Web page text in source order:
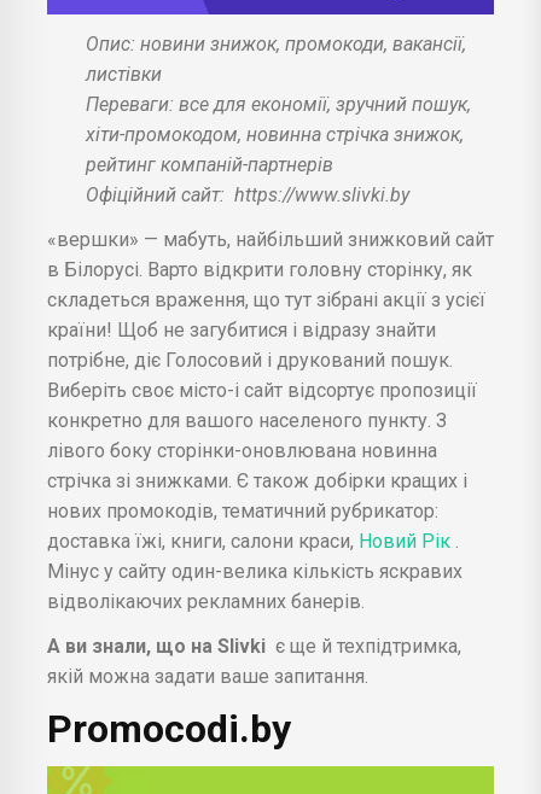
Опис: новини знижок, промокоди, вакансії,
листівки
Переваги: все для економії, зручний пошук,
хіти-промокодом, новинна стрічка знижок,
рейтинг компаній-партнерів
Офіційний сайт: https://www.slivki.by
«вершки» — мабуть, найбільший знижковий сайт
в Білорусі. Варто відкрити головну сторінку, як
складеться враження, що тут зібрані акції з усієї
країни! Щоб не загубитися і відразу знайти
потрібне, діє Голосовий і друкований пошук.
Виберіть своє місто-і сайт відсортує пропозиції
конкретно для вашого населеного пункту. З
лівого боку сторінки-оновлювана новинна
стрічка зі знижками. Є також добірки кращих і
нових промокодів, тематичний рубрикатор:
доставка їжі, книги, салони краси, Новий Рік .
Мінус у сайту один-велика кількість яскравих
відволікаючих рекламних банерів.
А ви знали, що на Slivki є ще й техпідтримка,
якій можна задати ваше запитання.
Promocodi.by